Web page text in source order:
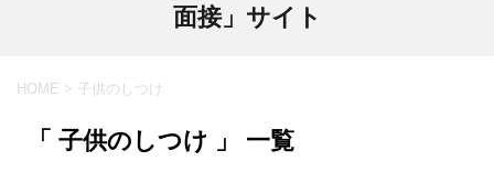
面接」サイト
HOME > 子供のしつけ
「 子供のしつけ 」 一覧